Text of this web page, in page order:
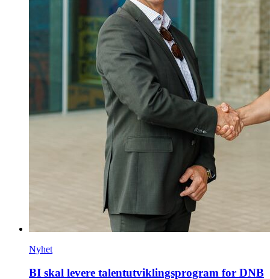
Nyhet
BI skal levere talentutviklingsprogram for DNB